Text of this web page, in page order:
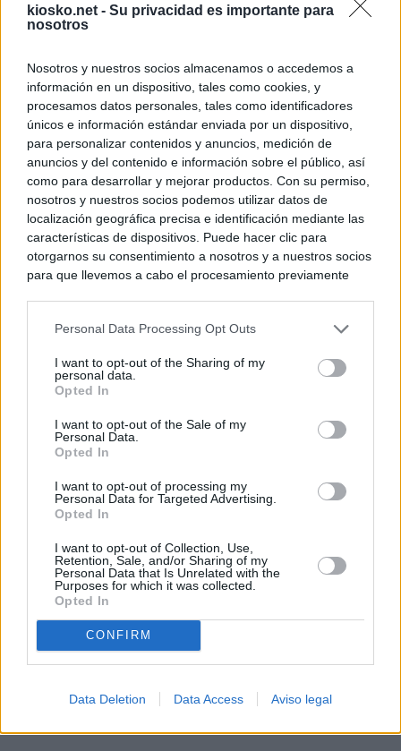
kiosko.net - Su privacidad es importante para
nosotros
Nosotros y nuestros socios almacenamos o accedemos a
información en un dispositivo, tales como cookies, y
procesamos datos personales, tales como identificadores
únicos e información estándar enviada por un dispositivo,
para personalizar contenidos y anuncios, medición de
anuncios y del contenido e información sobre el público, así
como para desarrollar y mejorar productos. Con su permiso,
nosotros y nuestros socios podemos utilizar datos de
localización geográfica precisa e identificación mediante las
características de dispositivos. Puede hacer clic para
otorgarnos su consentimiento a nosotros y a nuestros socios
para que llevemos a cabo el procesamiento previamente
negar su consentimiento. Tenga en cuenta que algún
de su consentimiento, pero usted tiene el derecho de
rechazar tal procesamiento. Sus preferencias se aplicarán
cualquier momento entrando de nuevo en este sitio web o
visitando nuestra política de privacidad.
Personal Data Processing Opt Outs
I want to opt-out of the Sharing of my
personal data.
Opted In
I want to opt-out of the Sale of my
Personal Data.
Opted In
I want to opt-out of processing my
Personal Data for Targeted Advertising.
Opted In
I want to opt-out of Collection, Use,
Retention, Sale, and/or Sharing of my
Personal Data that Is Unrelated with the
Purposes for which it was collected.
Opted In
CONFIRM
Data Deletion Data Access Aviso legal